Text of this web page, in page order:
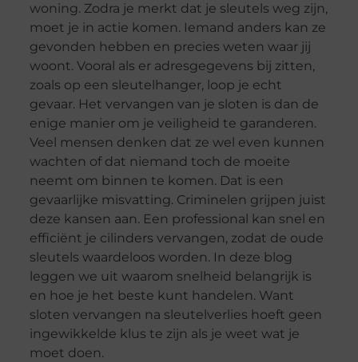
woning. Zodra je merkt dat je sleutels weg zijn,
moet je in actie komen. Iemand anders kan ze
gevonden hebben en precies weten waar jij
woont. Vooral als er adresgegevens bij zitten,
zoals op een sleutelhanger, loop je echt
gevaar. Het vervangen van je sloten is dan de
enige manier om je veiligheid te garanderen.
Veel mensen denken dat ze wel even kunnen
wachten of dat niemand toch de moeite
neemt om binnen te komen. Dat is een
gevaarlijke misvatting. Criminelen grijpen juist
deze kansen aan. Een professional kan snel en
efficiënt je cilinders vervangen, zodat de oude
sleutels waardeloos worden. In deze blog
leggen we uit waarom snelheid belangrijk is
en hoe je het beste kunt handelen. Want
sloten vervangen na sleutelverlies hoeft geen
ingewikkelde klus te zijn als je weet wat je
moet doen.